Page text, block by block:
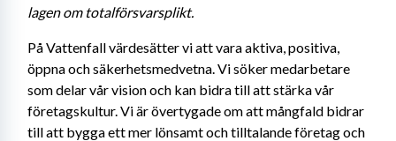
lagen om totalförsvarsplikt.
På Vattenfall värdesätter vi att vara aktiva, positiva,
öppna och säkerhetsmedvetna. Vi söker medarbetare
som delar vår vision och kan bidra till att stärka vår
företagskultur. Vi är övertygade om att mångfald bidrar
till att bygga ett mer lönsamt och tilltalande företag och